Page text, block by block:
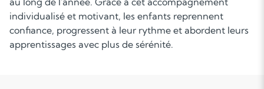
individualisé et motivant, les enfants reprennent
confiance, progressent à leur rythme et abordent leurs
apprentissages avec plus de sérénité.